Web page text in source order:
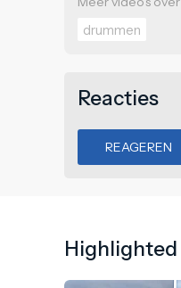
drummen
Reacties
REAGEREN
Highlighted